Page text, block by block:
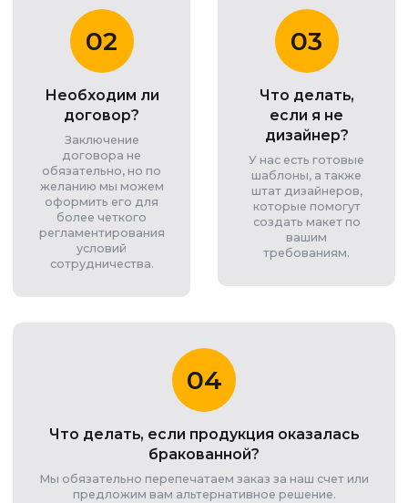
02
Необходим ли
договор?
Заключение
договора не
обязательно, но по
желанию мы можем
оформить его для
более четкого
регламентирования
условий
сотрудничества.
03
Что делать,
если я не
дизайнер?
У нас есть готовые
шаблоны, а также
штат дизайнеров,
которые помогут
создать макет по
вашим
требованиям.
04
Что делать, если продукция оказалась
бракованной?
Мы обязательно перепечатаем заказ за наш счет или
предложим вам альтернативное решение.